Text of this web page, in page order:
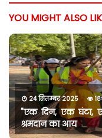
YOU MIGHT ALSO
24 सितम्बर 2025
"एक दिन, एक घंटा,
श्रमदान का आय